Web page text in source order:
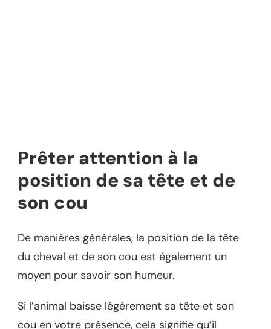
Prêter attention à la
position de sa tête et de
son cou
De manières générales, la position de la tête
du cheval et de son cou est également un
moyen pour savoir son humeur.
Si l’animal baisse légèrement sa tête et son
cou en votre présence, cela signifie qu’il